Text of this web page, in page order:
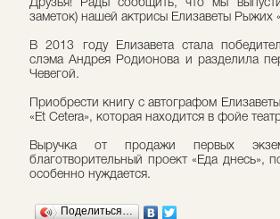
Друзья! Рады сообщить, что мы
заметок) нашей актрисы Елизаветы Рыжих
В 2013 году Елизавета стала
слэма Андрея Родионова и разделила
Чевегой.
Приобрести книгу с автографом
«Et Cetera», которая находится в фойе
Выручка от продажи первых
благотворительный проект «Еда днесь»,
особенно нуждается.
Поделиться…